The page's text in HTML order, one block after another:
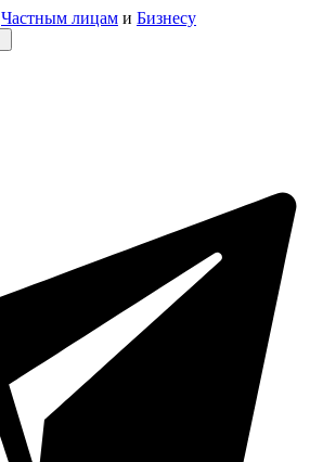
Частным лицам и Бизнесу